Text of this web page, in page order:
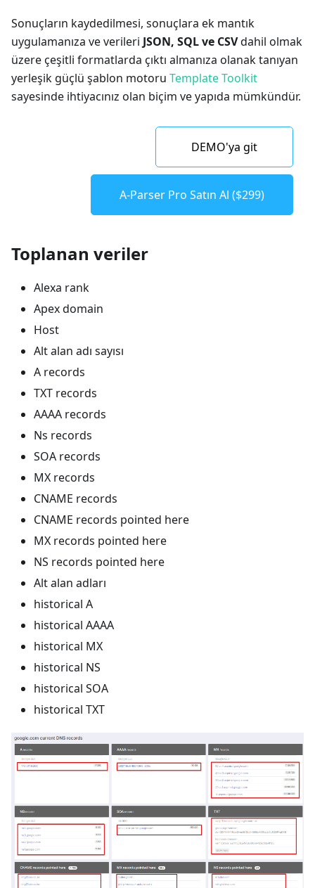
Sonuçların kaydedilmesi, sonuçlara ek mantık
uygulamanıza ve verileri JSON, SQL ve CSVdahil olmak
üzere çeşitli formatlarda çıktı almanıza olanak tanıyan
yerleşik güçlü şablon motoru Template Toolkit
sayesinde ihtiyacınız olan biçim ve yapıda mümkündür.
DEMO'ya git
A-Parser Pro Satın Al ($299)
Toplanan veriler
Alexa rank
Apex domain
Host
Alt alan adı sayısı
A records
TXT records
AAAA records
Ns records
SOA records
MX records
CNAME records
CNAME records pointed here
MX records pointed here
NS records pointed here
Alt alan adları
historical A
historical AAAA
historical MX
historical NS
historical SOA
historical TXT